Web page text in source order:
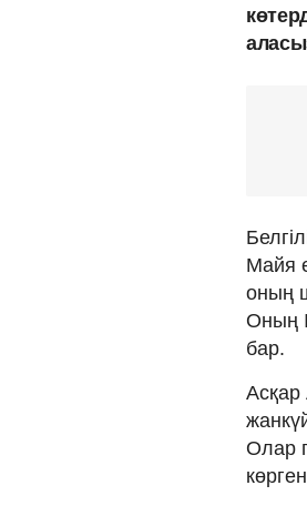
Майя
оның
Оның
бар.
Асқар
Олар